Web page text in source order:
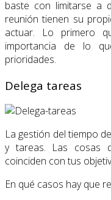
baste con limitarse a
reunión tienen su
actuar. Lo primero
importancia de lo
prioridades.
Delega tareas
La gestión del tiempo
y tareas. Las cosas
coinciden con tus
En qué casos hay que